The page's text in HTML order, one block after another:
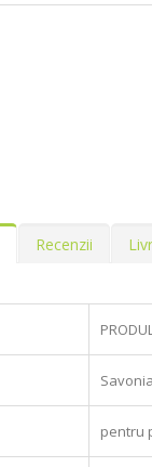
Recenzii
Savonia
pentru